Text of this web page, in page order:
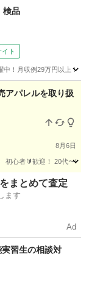
検品
ト
！月収例29万円以上
アパレルを取り扱
8月6日
心者🔰歓迎！ 20代〜
まとめて査定
ます
Ad
習生の相談対